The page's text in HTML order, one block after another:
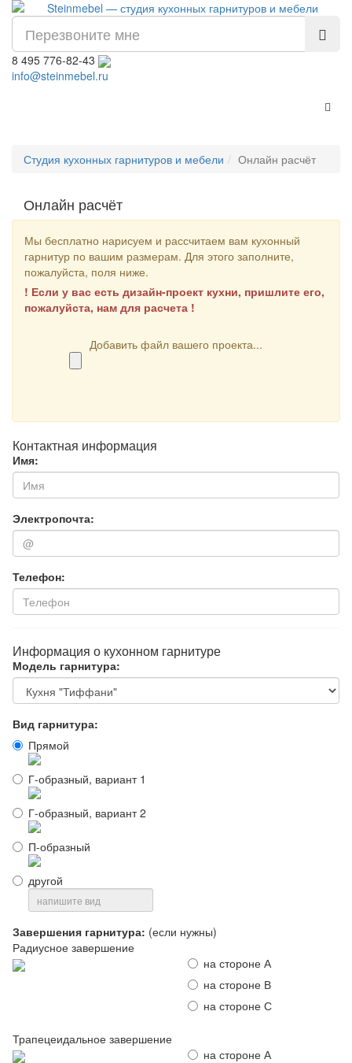
8 495 776-82-43
info@steinmebel.ru
Студия кухонных гарнитуров и мебели Онлайн расчёт
Онлайн расчёт
Мы бесплатно нарисуем и рассчитаем вам кухонный
гарнитур по вашим размерам. Для этого заполните,
пожалуйста, поля ниже.
! Если у вас есть дизайн-проект кухни, пришлите его,
пожалуйста, нам для расчета !
Добавить файл вашего проекта...
Контактная информация
Имя:
Электропочта:
Телефон:
Информация о кухонном гарнитуре
Модель гарнитура:
Вид гарнитура:
Прямой
Г-образный, вариант 1
Г-образный, вариант 2
П-образный
другой
Завершения гарнитура: (если нужны)
Радиусное завершение
на стороне А
на стороне В
на стороне С
Трапецеидальное завершение
на стороне А